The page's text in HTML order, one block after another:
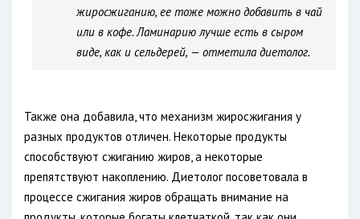
жиросжиганию, ее тоже можно добавить в чай
или в кофе. Ламинарию лучше есть в сыром
виде, как и сельдерей, — отметила диетолог.
Также она добавила, что механизм жиросжигания у
разных продуктов отличен. Некоторые продукты
способствуют сжиганию жиров, а некоторые
препятствуют накоплению. Диетолог посоветовала в
процессе сжигания жиров обращать внимание на